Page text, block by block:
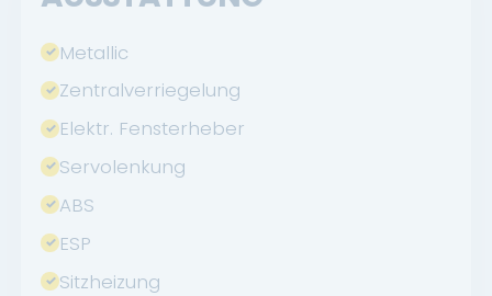
Metallic
Zentralverriegelung
Elektr. Fensterheber
Servolenkung
ABS
ESP
Sitzheizung